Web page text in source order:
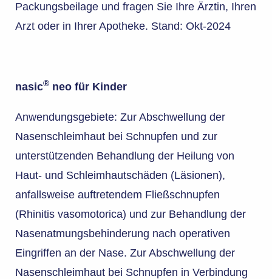
Packungsbeilage und fragen Sie Ihre Ärztin, Ihren
Arzt oder in Ihrer Apotheke. Stand: Okt-2024
nasic® neo für Kinder
Anwendungsgebiete: Zur Abschwellung der
Nasenschleimhaut bei Schnupfen und zur
unterstützenden Behandlung der Heilung von
Haut- und Schleimhautschäden (Läsionen),
anfallsweise auftretendem Fließschnupfen
(Rhinitis vasomotorica) und zur Behandlung der
Nasenatmungsbehinderung nach operativen
Eingriffen an der Nase. Zur Abschwellung der
Nasenschleimhaut bei Schnupfen in Verbindung